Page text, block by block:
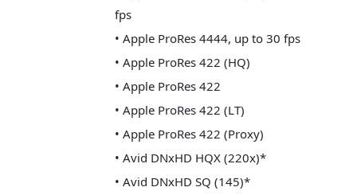
fps
• Apple ProRes 4444, up to 30 fps
• Apple ProRes 422 (HQ)
• Apple ProRes 422
• Apple ProRes 422 (LT)
• Apple ProRes 422 (Proxy)
• Avid DNxHD HQX (220x)*
• Avid DNxHD SQ (145)*